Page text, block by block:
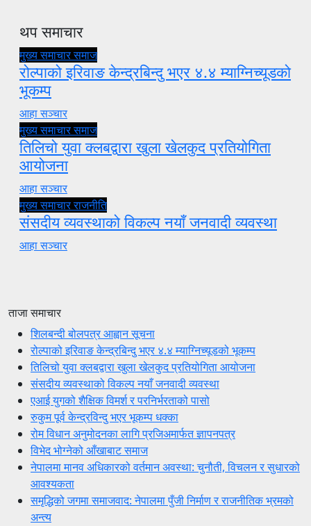
थप समाचार
मुख्य समाचारसमाज
रोल्पाको इरिवाङ केन्द्रबिन्दु भएर ४.४ म्याग्निच्यूडको
भूकम्प
आहा सञ्चार
मुख्य समाचारसमाज
तिलिचो युवा क्लबद्वारा खुला खेलकुद प्रतियोगिता
आयोजना
आहा सञ्चार
मुख्य समाचारराजनीति
संसदीय व्यवस्थाको विकल्प नयाँ जनवादी व्यवस्था
आहा सञ्चार
ताजा समाचार
शिलबन्दी बोलपत्र आह्वान सूचना
रोल्पाको इरिवाङ केन्द्रबिन्दु भएर ४.४ म्याग्निच्यूडको भूकम्प
तिलिचो युवा क्लबद्वारा खुला खेलकुद प्रतियोगिता आयोजना
संसदीय व्यवस्थाको विकल्प नयाँ जनवादी व्यवस्था
एआई युगको शैक्षिक विमर्श र परनिर्भरताको पासो
रुकुम पूर्व केन्द्रविन्दु भएर भूकम्प धक्का
रोम विधान अनुमोदनका लागि प्रजिअमार्फत ज्ञापनपत्र
विभेद भोग्नेको आँखाबाट समाज
नेपालमा मानव अधिकारको वर्तमान अवस्था: चुनौती, विचलन र सुधारको
आवश्यकता
समृद्धिको जगमा समाजवाद: नेपालमा पुँजी निर्माण र राजनीतिक भ्रमको
अन्त्य